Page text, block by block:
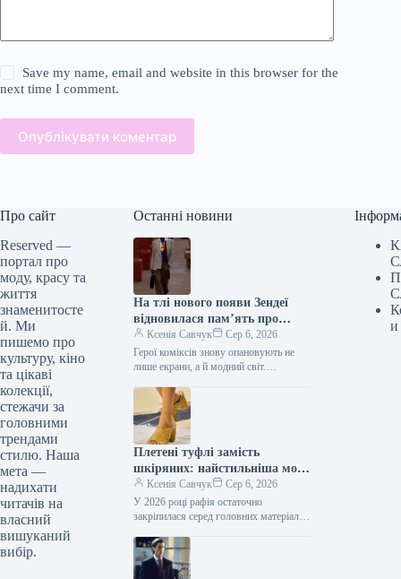
Save my name, email and website in this browser for the
next time I comment.
Опублікувати коментар
Про сайт
Reserved —
портал про
моду, красу та
життя
знаменитосте
й. Ми
пишемо про
культуру, кіно
та цікаві
колекції,
стежачи за
головними
трендами
стилю. Наша
мета —
надихати
читачів на
власний
вишуканий
вибір.
Останні новини
На тлі нового появи Зендеї
відновилася пам’ять про
тенденцію 2000-х: супергерої
знову актуальні.
Ксенія Савчук
Сер 6, 2026
Герої коміксів знову опановують не
лише екрани, а й модний світ.
павук: Немає шляху додому” Зендея
знову продемонструвала…
Плетені туфлі замість
шкіряних: найстильніша мода
серпня 2026
Ксенія Савчук
Сер 6, 2026
У 2026 році рафія остаточно
закріпилася серед головних матеріалів
донедавна її асоціювали переважно з…
и